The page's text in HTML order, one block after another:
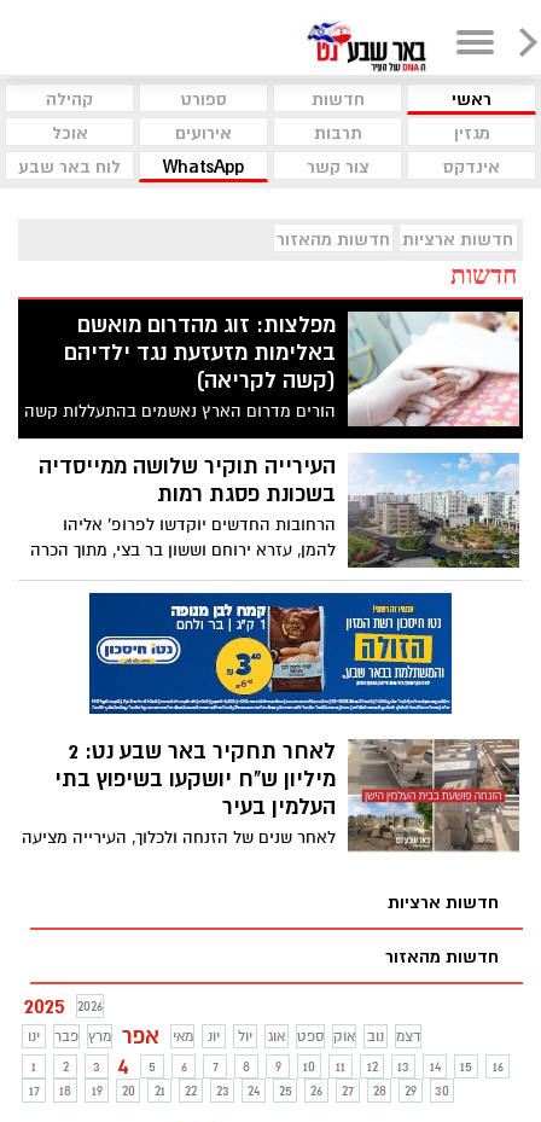
ראשי חדשות ספורט
קהילה
מגזין
תרבות אירועים
אוכל
אינדקס
צור קשר WhatsApp לוח באר שבע
חדשות ארציות חדשות מהאזור
חדשות
מפלצות: זוג מהדרום מואשם
באלימות מזעזעת נגד ילדיהם
(קשה לקריאה)
הורים מדרום הארץ נאשמים בהתעללות קשה
בילדיהם: האב תקף את בתו בת ה-3 וגרם לה
שבר בעצם הבריח, והתינוק בן מספר שבועות
אושפז עם שברים בגולגולת ובגופו. האם לא
העירייה תוקיר שלושה ממייסדיה
בשכונת פסגת רמות
הרחובות החדשים יוקדשו לפרופ' אליהו
להמן, עזרא ירוחם וששון בר בצי, מתוך הכרה
בתרומתם הגדולה לעיר ולנגב
לאחר תחקיר באר שבע נט: 2
מיליון ש"ח יושקעו בשיפוץ בתי
העלמין בעיר
לאחר שנים של הזנחה ולכלוך, העירייה מציעה
חדשות ארציות
חדשות מהאזור
2025
2026
ינו
פבר מרץ אפר מאי יונ יול אוג ספט אוק נוב
דצמ
1
2 3 4 5 6 7 8 9 10 11 12 13 14 15
16
17
18 19 20 21 22 23 24 25 26 27 28 29 30